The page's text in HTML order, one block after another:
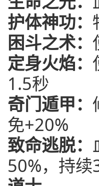
护体神功：
困斗之术：
定身火焰：
1.5秒
奇门遁甲：
免+20%
致命逃脱：
50%，持